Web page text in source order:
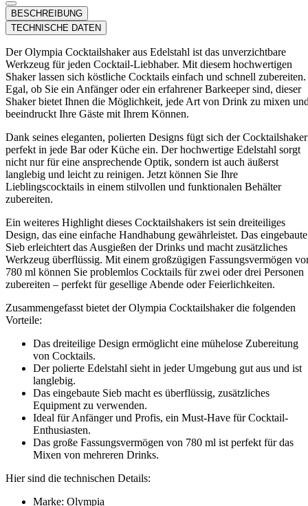
BESCHREIBUNG
TECHNISCHE DATEN
Der Olympia Cocktailshaker aus Edelstahl ist das unverzichtbare
Werkzeug für jeden Cocktail-Liebhaber. Mit diesem hochwertigen
Shaker lassen sich köstliche Cocktails einfach und schnell zubereiten.
Egal, ob Sie ein Anfänger oder ein erfahrener Barkeeper sind, dieser
Shaker bietet Ihnen die Möglichkeit, jede Art von Drink zu mixen
beeindruckt Ihre Gäste mit Ihrem Können.
Dank seines eleganten, polierten Designs fügt sich der Cocktailshaker
perfekt in jede Bar oder Küche ein. Der hochwertige Edelstahl sorgt
nicht nur für eine ansprechende Optik, sondern ist auch äußerst
langlebig und leicht zu reinigen. Jetzt können Sie Ihre
Lieblingscocktails in einem stilvollen und funktionalen Behälter
zubereiten.
Ein weiteres Highlight dieses Cocktailshakers ist sein dreiteiliges
Design, das eine einfache Handhabung gewährleistet. Das eingebaute
Sieb erleichtert das Ausgießen der Drinks und macht zusätzliches
Werkzeug überflüssig. Mit einem großzügigen Fassungsvermögen
780 ml können Sie problemlos Cocktails für zwei oder drei Personen
zubereiten – perfekt für gesellige Abende oder Feierlichkeiten.
Zusammengefasst bietet der Olympia Cocktailshaker die folgenden
Vorteile:
Das dreiteilige Design ermöglicht eine mühelose Zubereitung
von Cocktails.
Der polierte Edelstahl sieht in jeder Umgebung gut aus und ist
langlebig.
Das eingebaute Sieb macht es überflüssig, zusätzliches
Equipment zu verwenden.
Ideal für Anfänger und Profis, ein Must-Have für Cocktail-
Enthusiasten.
Das große Fassungsvermögen von 780 ml ist perfekt für das
Mixen von mehreren Drinks.
Hier sind die technischen Details:
Marke: Olympia